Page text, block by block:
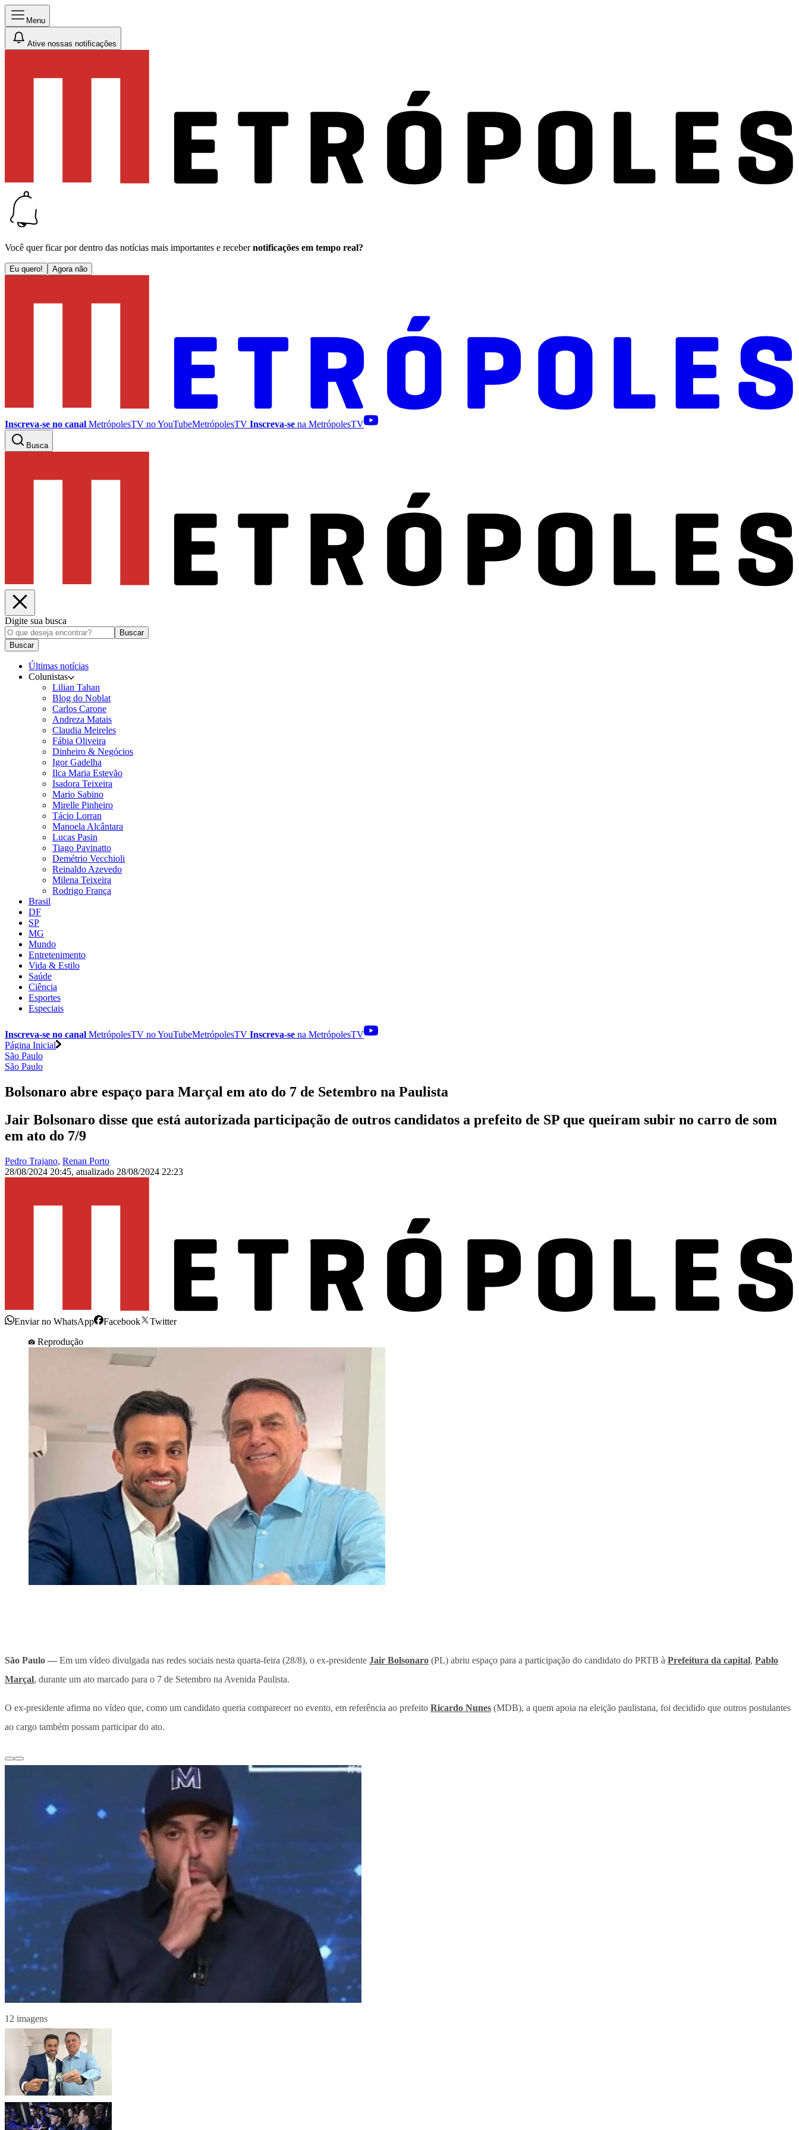
Menu
Ative nossas notificações
Você quer ficar por dentro das notícias mais importantes e receber notificações em tempo real?
Eu quero! Agora não
Inscreva-se no canal MetrópolesTV noYouTubeMetrópolesTV Inscreva-se na MetrópolesTV
Busca
Digite sua busca
Buscar
Buscar
Últimas notícias
Colunistas
Lilian Tahan
Blog do Noblat
Carlos Carone
Andreza Matais
Claudia Meireles
Fábia Oliveira
Dinheiro & Negócios
Igor Gadelha
Ilca Maria Estevão
Isadora Teixeira
Mario Sabino
Mirelle Pinheiro
Tácio Lorran
Manoela Alcântara
Lucas Pasin
Tiago Pavinatto
Demétrio Vecchioli
Reinaldo Azevedo
Milena Teixeira
Rodrigo França
Brasil
DF
SP
MG
Mundo
Entretenimento
Vida & Estilo
Saúde
Ciência
Esportes
Especiais
Inscreva-se no canal MetrópolesTV noYouTubeMetrópolesTV Inscreva-se na MetrópolesTV
Página Inicial
São Paulo
São Paulo
Bolsonaro abre espaço para Marçal em ato do 7 de Setembro na Paulista
Jair Bolsonaro disse que está autorizada participação de outros candidatos a prefeito de SP que queiram subir no carro de som
em ato do 7/9
Pedro Trajano, Renan Porto
28/08/2024 20:45, atualizado 28/08/2024 22:23
Enviar no WhatsApp Facebook
Twitter
Reprodução
São Paulo — Em um vídeo divulgada nas redes sociais nesta quarta-feira (28/8), o ex-presidente Jair Bolsonaro (PL) abriu espaço para a participação do candidato do PRTB à Prefeitura da capital, Pablo
Marçal, durante um ato marcado para o 7 de Setembro na Avenida Paulista.
O ex-presidente afirma no vídeo que, como um candidato queria comparecer no evento, em referência ao prefeito Ricardo Nunes (MDB), a quem apoia na eleição paulistana, foi decidido que outros postulantes
ao cargo também possam participar do ato.
12 imagens